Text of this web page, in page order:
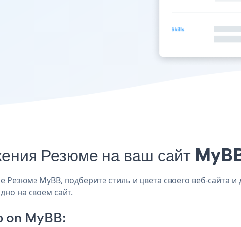
Резюме на ваш сайт
Резюме MyBB, подберите стиль и цвета своего веб-сайта
на своем сайт.
on MyBB: